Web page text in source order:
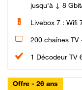
jusqu'à ↓ 8
Livebox 7 : Wifi
200 chaînes TV
1 Décodeur TV
Offre - 26 ans